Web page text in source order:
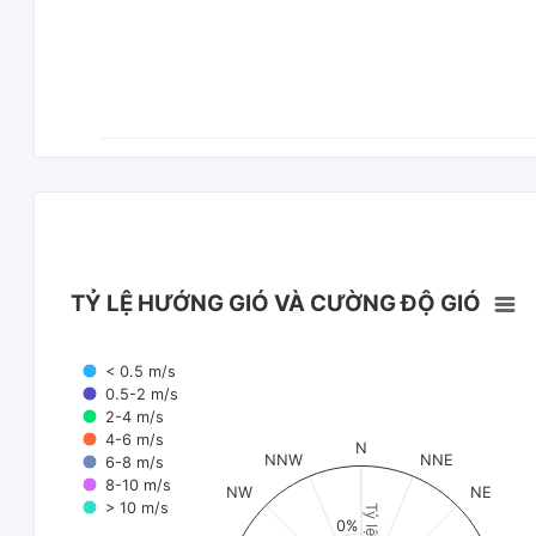
TỶ LỆ HƯỚNG GIÓ VÀ CƯỜNG ĐỘ GIÓ
< 0.5 m/s
0.5-2 m/s
2-4 m/s
4-6 m/s
6-8 m/s
8-10 m/s
> 10 m/s
N
NNE
NE
NW
NNW
0%